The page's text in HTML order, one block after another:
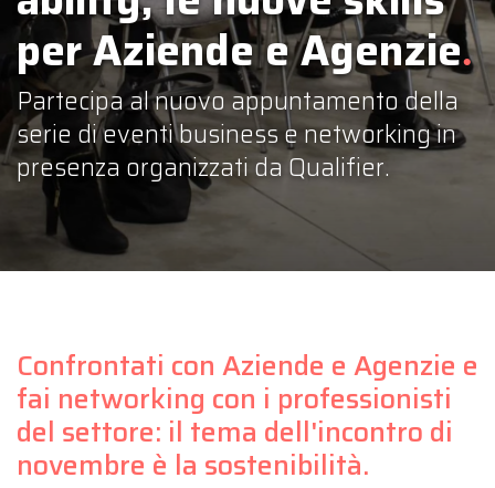
per Aziende e Agenzie
Partecipa al nuovo appuntamento della
serie di eventi business e networking in
presenza organizzati da Qualifier.
Confrontati con Aziende e Agenzie e
fai networking con i professionisti
del settore: il tema dell'incontro di
novembre è la sostenibilità.